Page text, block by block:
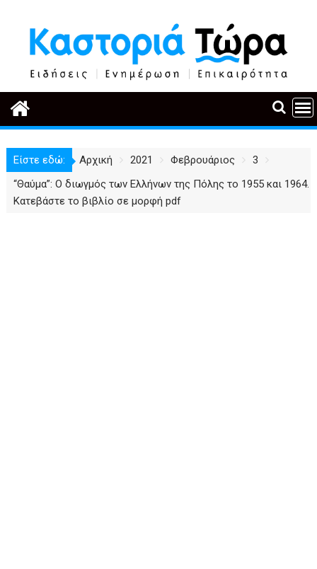
περιεχόμενο
Είστε εδώ: Αρχική 2021 Φεβρουάριος
3
“Θαύμα”: Ο διωγμός των Ελλήνων της Πόλης το 1955 και 1964.
Κατεβάστε το βιβλίο σε μορφή pdf